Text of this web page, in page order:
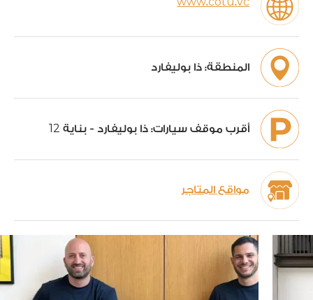
www.cotu.vc
المنطقة: ذا بوليفارد
أقرب موقف سيارات: ذا بوليفارد - بناية 12
مواقع المتاجر